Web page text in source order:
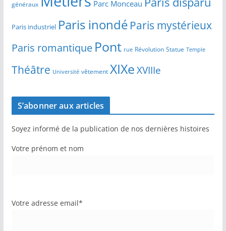
généraux Parc Monceau
Paris industriel Paris inondé Paris mystérieux
Paris romantique Pont rue Révolution Statue Temple
Théâtre Université vêtement XIXeXVIIIe
S’abonner aux articles
Soyez informé de la publication de nos dernières histoires
Votre prénom et nom
Votre adresse email*